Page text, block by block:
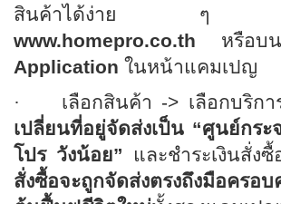
สินค้าได้ง่าย ๆ ผ่า
www.homepro.co.th
หรือ
Application ในหน้าแคมเปญ
·
เลือกสินค้า -> เลือกบริกา
เปลี่ยนที่อยู่จัดส่งเป็น “ศูนย์กระ
โปร วังน้อย” และชำระเงินสั่ง
สั่งซื้อจะถูกจัดส่งตรงถึงมือครอบ